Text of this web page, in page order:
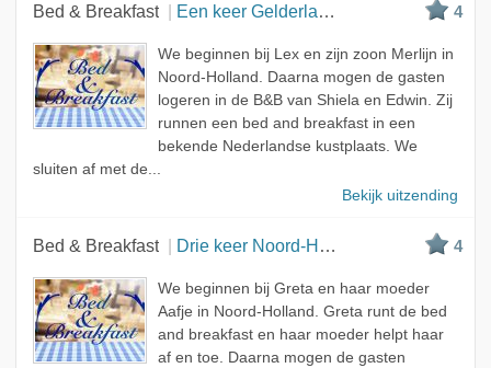
Bed & Breakfast Een keer Gelderland, twee keer Noord-Holland 4
We beginnen bij Lex en zijn zoon Merlijn in
Noord-Holland. Daarna mogen de gasten
logeren in de B&B van Shiela en Edwin. Zij
runnen een bed and breakfast in een
bekende Nederlandse kustplaats. We
sluiten af met de...
Bekijk uitzending
Bed & Breakfast Drie keer Noord-Holland 4
We beginnen bij Greta en haar moeder
Aafje in Noord-Holland. Greta runt de bed
and breakfast en haar moeder helpt haar
af en toe. Daarna mogen de gasten